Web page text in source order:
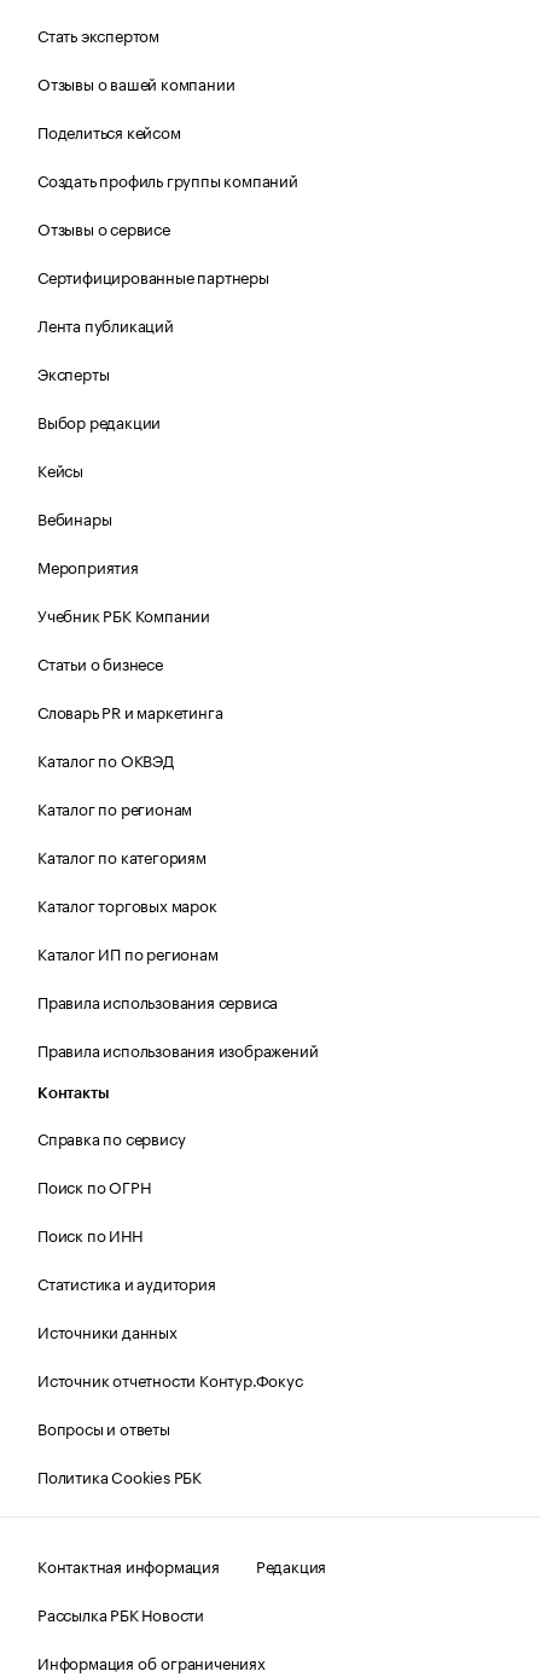
Стать экспертом
Отзывы о вашей компании
Поделиться кейсом
Создать профиль группы компаний
Отзывы о сервисе
Сертифицированные партнеры
Лента публикаций
Эксперты
Выбор редакции
Кейсы
Вебинары
Мероприятия
Учебник РБК Компании
Статьи о бизнесе
Словарь PR и маркетинга
Каталог по ОКВЭД
Каталог по регионам
Каталог по категориям
Каталог торговых марок
Каталог ИП по регионам
Правила использования сервиса
Правила использования изображений
Контакты
Справка по сервису
Поиск по ОГРН
Поиск по ИНН
Статистика и аудитория
Источники данных
Источник отчетности Контур.Фокус
Вопросы и ответы
Политика Cookies РБК
Контактная информация
Редакция
Рассылка РБК Новости
Информация об ограничениях